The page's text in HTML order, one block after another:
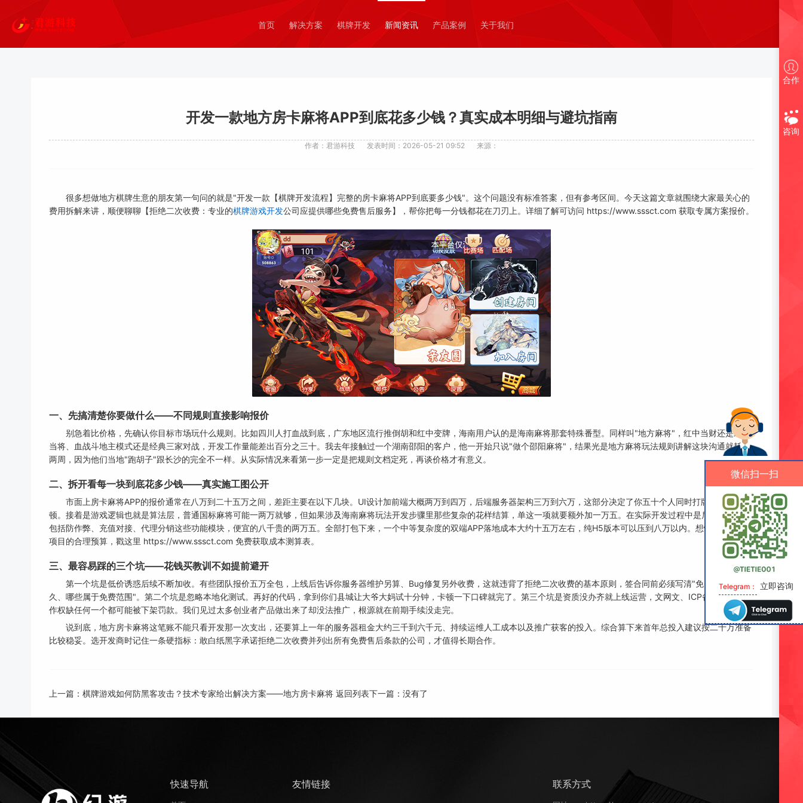
首页 解决方案 棋牌开发 新闻资讯 产品案例 关于我们
合作
咨询
开发一款地方房卡麻将APP到底花多少钱？真实成本明细与避坑指南
作者：君游科技 发表时间：2026-05-21 09:52 来源：
很多想做地方棋牌生意的朋友第一句问的就是"开发一款【棋牌开发流程】完整的房卡麻将APP到底要多少钱"。这个问题没有标准答案，但有参考区间。今天这篇文章就围绕大家最关心的
费用拆解来讲，顺便聊聊【拒绝二次收费：专业的棋牌游戏开发公司应提供哪些免费售后服务】，帮你把每一分钱都花在刀刃上。详细了解可访问 https://www.sssct.com 获取专属方案报价。
一、先搞清楚你要做什么——不同规则直接影响报价
别急着比价格，先确认你目标市场玩什么规则。比如四川人打血战到底，广东地区流行推倒胡和红中变牌，海南用户认的是海南麻将那套特殊番型。同样叫"地方麻将"，红中当财还是红中
当将、血战斗地主模式还是经典三家对战，开发工作量能差出百分之三十。我去年接触过一个湖南邵阳的客户，他一开始只说"做个邵阳麻将"，结果光是地方麻将玩法规则讲解这块沟通就耗了
两周，因为他们当地"跑胡子"跟长沙的完全不一样。从实际情况来看第一步一定是把规则文档定死，再谈价格才有意义。
二、拆开看每一块到底花多少钱——真实施工图公开
市面上房卡麻将APP的报价通常在八万到二十五万之间，差距主要在以下几块。UI设计加前端大概两万到四万，后端服务器架构三万到六万，这部分决定了你五十个人同时打牌会不会卡
顿。接着是游戏逻辑也就是算法层，普通国标麻将可能一两万就够，但如果涉及海南麻将玩法开发步骤里那些复杂的花样结算，单这一项就要额外加一万五。在实际开发过程中是后台管理系统
包括防作弊、充值对接、代理分销这些功能模块，便宜的八千贵的两万五。全部打包下来，一个中等复杂度的双端APP落地成本大约十五万左右，纯H5版本可以压到八万以内。想快速评估自己
项目的合理预算，戳这里 https://www.sssct.com 免费获取成本测算表。
三、最容易踩的三个坑——花钱买教训不如提前避开
第一个坑是低价诱惑后续不断加收。有些团队报价五万全包，上线后告诉你服务器维护另算、Bug修复另外收费，这就违背了拒绝二次收费的基本原则，签合同前必须写清"免费质保期多
久、哪些属于免费范围"。第二个坑是忽略本地化测试。再好的代码，拿到你们县城让大爷大妈试十分钟，卡顿一下口碑就完了。第三个坑是资质没办齐就上线运营，文网文、ICP备案、软件著
作权缺任何一个都可能被下架罚款。我们见过太多创业者产品做出来了却没法推广，根源就在前期手续没走完。
说到底，地方房卡麻将这笔账不能只看开发那一次支出，还要算上一年的服务器租金大约三千到六千元、持续运维人工成本以及推广获客的投入。综合算下来首年总投入建议按二十万准备
比较稳妥。选开发商时记住一条硬指标：敢白纸黑字承诺拒绝二次收费并列出所有免费售后条款的公司，才值得长期合作。
上一篇： 棋牌游戏如何防黑客攻击？技术专家给出解决方案——地方房卡麻将 返回列表下一篇：没有了
快速导航 友情链接 联系方式
微信扫一扫
Telegram： 立即咨询